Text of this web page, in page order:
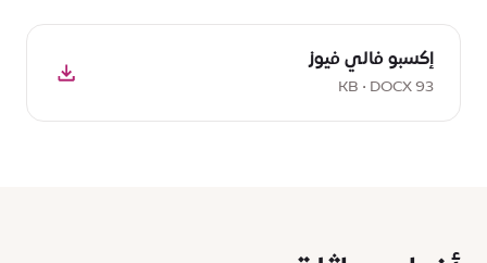
تحميل
DOCX:
إكسبو
فالي
إكسبو فالي فيوز
93 KB • DOCX